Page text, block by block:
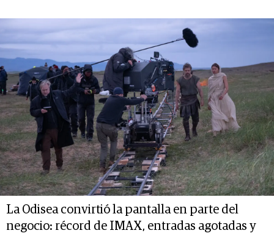
La Odisea convirtió la pantalla en parte del
negocio: récord de IMAX, entradas agotadas y